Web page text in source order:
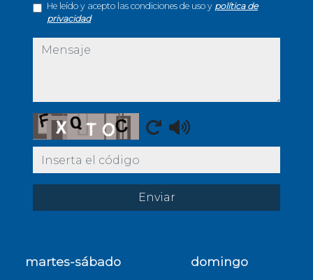
He leído y acepto las condiciones de uso y política de
privacidad
mensaje
Captcha
Enviar
martes-sábado domingo